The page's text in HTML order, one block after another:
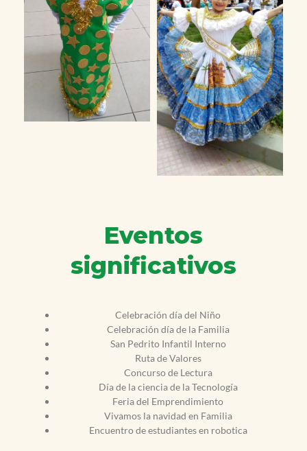
Eventos
significativos
Celebración día del Niño
Celebración día de la Familia
San Pedrito Infantil Interno
Ruta de Valores
Concurso de Lectura
Día de la ciencia de la Tecnología
Feria del Emprendimiento
Vivamos la navidad en Familia
Encuentro de estudiantes en robotica